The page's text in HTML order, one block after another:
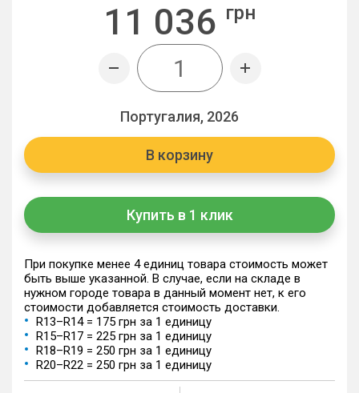
11 036 грн
Португалия, 2026
В корзину
Купить в 1 клик
При покупке менее 4 единиц товара стоимость может
быть выше указанной. В случае, если на складе в
нужном городе товара в данный момент нет, к его
стоимости добавляется стоимость доставки.
R13–R14 = 175 грн за 1 единицу
R15–R17 = 225 грн за 1 единицу
R18–R19 = 250 грн за 1 единицу
R20–R22 = 250 грн за 1 единицу